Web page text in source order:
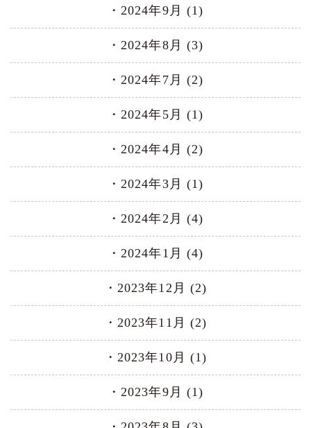
2024年9月 (1)
2024年8月 (3)
2024年7月 (2)
2024年5月 (1)
2024年4月 (2)
2024年3月 (1)
2024年2月 (4)
2024年1月 (4)
2023年12月 (2)
2023年11月 (2)
2023年10月 (1)
2023年9月 (1)